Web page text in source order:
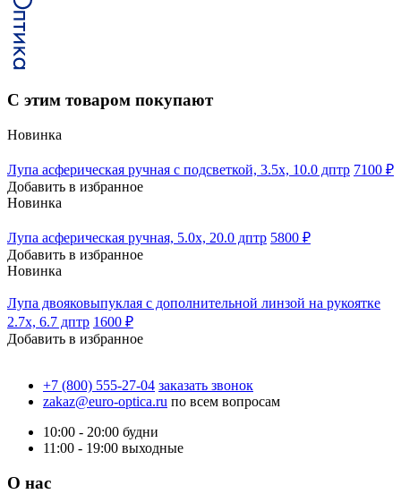
С этим товаром покупают
Новинка
Лупа асферическая ручная с подсветкой, 3.5х, 10.0 дптр 7100 ₽
Добавить в избранное
Новинка
Лупа асферическая ручная, 5.0х, 20.0 дптр 5800 ₽
Добавить в избранное
Новинка
Лупа двояковыпуклая с дополнительной линзой на рукоятке
2.7х, 6.7 дптр 1600 ₽
Добавить в избранное
+7 (800) 555-27-04 заказать звонок
zakaz@euro-optica.ru по всем вопросам
10:00 - 20:00 будни
11:00 - 19:00 выходные
О нас